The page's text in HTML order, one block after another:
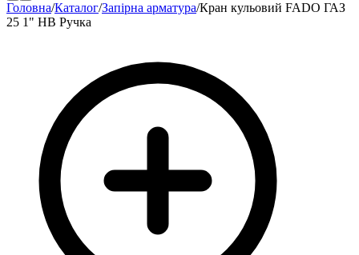
Головна/Каталог/Запірна арматура/Кран кульовий FADO ГАЗ
25 1" НВ Ручка